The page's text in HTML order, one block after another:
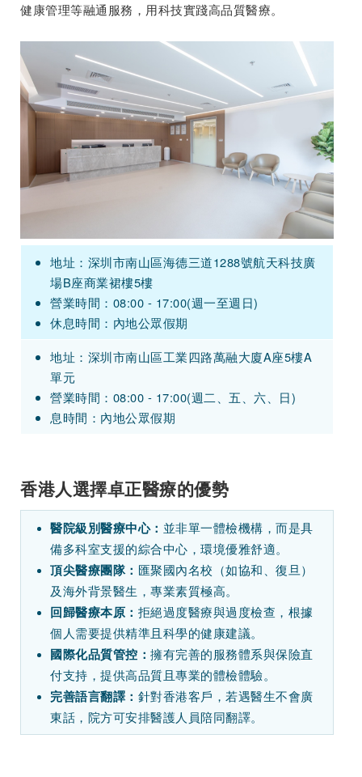
健康管理等融通服務，用科技實踐高品質醫療。
地址：深圳市南山區海德三道1288號航天科技廣
場B座商業裙樓5樓
營業時間：08:00 - 17:00(週一至週日)
休息時間：內地公眾假期
地址：深圳市南山區工業四路萬融大廈A座5樓A
單元
營業時間：08:00 - 17:00(週二、五、六、日)
息時間：內地公眾假期
香港人選擇卓正醫療的優勢
醫院級別醫療中心： 並非單一體檢機構，而是具
備多科室支援的綜合中心，環境優雅舒適。
頂尖醫療團隊： 匯聚國內名校（如協和、復旦）
及海外背景醫生，專業素質極高。
回歸醫療本原： 拒絕過度醫療與過度檢查，根據
個人需要提供精準且科學的健康建議。
國際化品質管控： 擁有完善的服務體系與保險直
付支持，提供高品質且專業的體檢體驗。
完善語言翻譯： 針對香港客戶，若遇醫生不會廣
東話，院方可安排醫護人員陪同翻譯。